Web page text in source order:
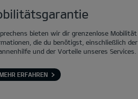
bieten wir dir grenzenlose Mobilität
die du benötigst, einschließlich der
und der Vorteile unseres Services.
ERFAHREN